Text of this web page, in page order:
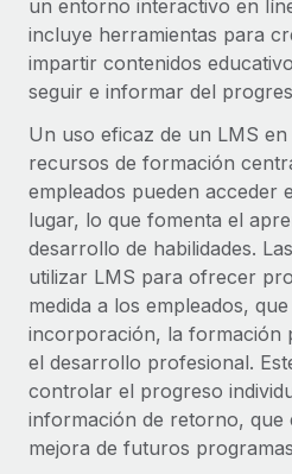
Contractor Management
Integra y gestiona a
Externaliza tareas laborales
INFRAESTRUCTURA
Conexión Remote
Integra los RR. HH. en tus
complicaciones.
Plataforma
Funciones esenciales de
equipo.
Compáranos con otras
ETAPAS DE CRECIMIENTO
Startups
Soluciones ágiles de RR.
empresas en crecimiento.
Mediana empresa
Amplía tu equipo con
personalizadas.
Empresa
RR. HH. globales para
ASOCIARSE
Calculadora de pagos a
Descubre opciones de
autónomos globales.
APRENDIZAJE CON REMOTE
Guías y recursos
Casos prácticos
Glosario de RR. HH.
Listas de verificación y
Biblioteca de descripciones
Webinarios
Nederlands
Français
Deutsch
Español
Italiano
Português (Portugal)
日本語
한국어
Iniciar
un entorno interactivo en
incluye herramientas para
impartir contenidos
seguir e informar del
Un uso eficaz de un LMS
recursos de formación
empleados pueden acceder
lugar, lo que fomenta el
desarrollo de habilidades.
utilizar LMS para ofrecer
medida a los empleados,
incorporación, la formación
el desarrollo profesional.
controlar el progreso
información de retorno, que
mejora de futuros